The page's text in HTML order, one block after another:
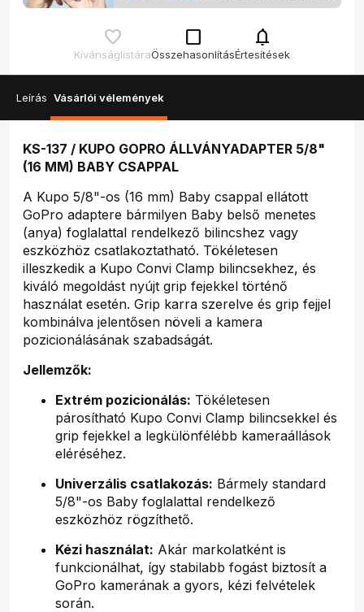
Kívánságlistára
check_box_outline_blank
Összehasonlítás
notifications
Értesítések
Leírás Vásárlói vélemények
KS-137 / KUPO GOPRO ÁLLVÁNYADAPTER 5/8"
(16 MM) BABY CSAPPAL
A Kupo 5/8"-os (16 mm) Baby csappal ellátott
GoPro adaptere bármilyen Baby belső menetes
(anya) foglalattal rendelkező bilincshez vagy
eszközhöz csatlakoztatható. Tökéletesen
illeszkedik a Kupo Convi Clamp bilincsekhez, és
kiváló megoldást nyújt grip fejekkel történő
használat esetén. Grip karra szerelve és grip fejjel
kombinálva jelentősen növeli a kamera
pozicionálásának szabadságát.
Jellemzők:
Extrém pozicionálás: Tökéletesen
párosítható Kupo Convi Clamp bilincsekkel és
grip fejekkel a legkülönfélébb kameraállások
eléréséhez.
Univerzális csatlakozás: Bármely standard
5/8"-os Baby foglalattal rendelkező
eszközhöz rögzíthető.
Kézi használat: Akár markolatként is
funkcionálhat, így stabilabb fogást biztosít a
GoPro kamerának a gyors, kézi felvételek
során.